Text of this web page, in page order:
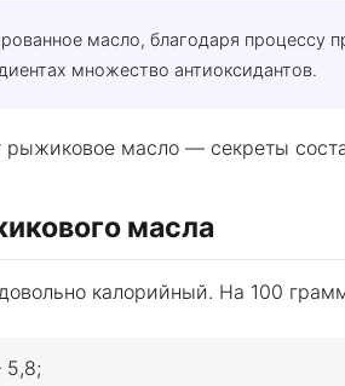
масло, благодаря процессу
множество антиоксидантов.
масла
калорийный. На 100
5,8;